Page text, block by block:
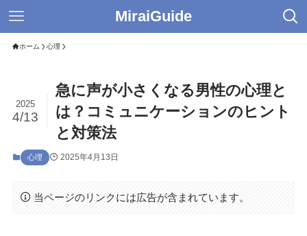
MiraiGuide
ホーム 心理
急に声が小さくなる男性の心理と
は？コミュニケーションのヒント
と対策法
2025
4/13
心理 2025年4月13日
当ページのリンクには広告が含まれています。